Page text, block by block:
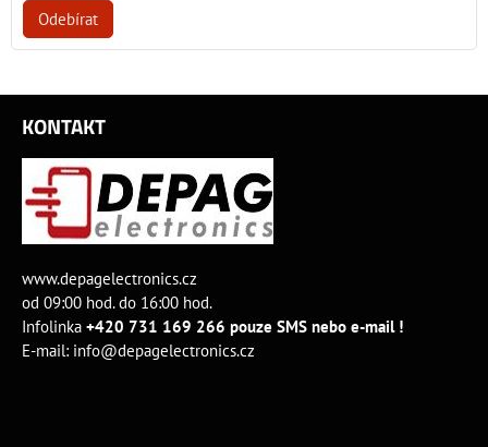
Odebírat
KONTAKT
www.depagelectronics.cz
od 09:00 hod. do 16:00 hod.
Infolinka +420 731 169 266 pouze SMS nebo e-mail !
E-mail: info@depagelectronics.cz